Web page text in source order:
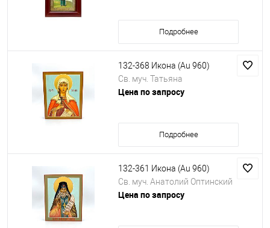
Подробнее
132-368 Икона (Au 960)
Св. муч. Татьяна
Цена по запросу
Подробнее
132-361 Икона (Au 960)
Св. муч. Анатолий Оптинский
Цена по запросу